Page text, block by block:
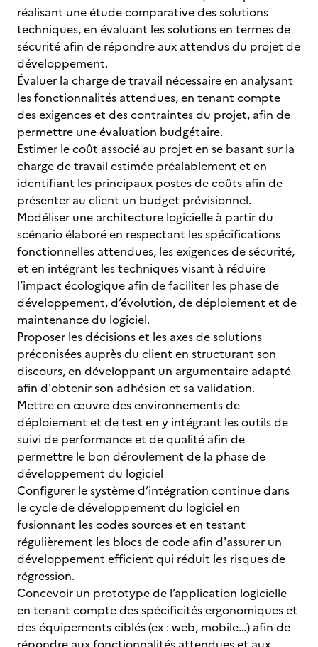
réalisant une étude comparative des solutions
techniques, en évaluant les solutions en termes de
sécurité afin de répondre aux attendus du projet de
développement.
Évaluer la charge de travail nécessaire en analysant
les fonctionnalités attendues, en tenant compte
des exigences et des contraintes du projet, afin de
permettre une évaluation budgétaire.
Estimer le coût associé au projet en se basant sur la
charge de travail estimée préalablement et en
identifiant les principaux postes de coûts afin de
présenter au client un budget prévisionnel.
Modéliser une architecture logicielle à partir du
scénario élaboré en respectant les spécifications
fonctionnelles attendues, les exigences de sécurité,
et en intégrant les techniques visant à réduire
l’impact écologique afin de faciliter les phase de
développement, d’évolution, de déploiement et de
maintenance du logiciel.
Proposer les décisions et les axes de solutions
préconisées auprès du client en structurant son
discours, en développant un argumentaire adapté
afin d'obtenir son adhésion et sa validation.
Mettre en œuvre des environnements de
déploiement et de test en y intégrant les outils de
suivi de performance et de qualité afin de
permettre le bon déroulement de la phase de
développement du logiciel
Configurer le système d’intégration continue dans
le cycle de développement du logiciel en
fusionnant les codes sources et en testant
régulièrement les blocs de code afin d'assurer un
développement efficient qui réduit les risques de
régression.
Concevoir un prototype de l’application logicielle
en tenant compte des spécificités ergonomiques et
des équipements ciblés (ex : web, mobile…) afin de